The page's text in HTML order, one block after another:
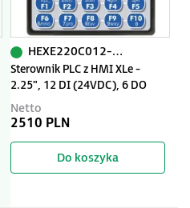
Sterownik PLC z HMI XLe -
2.25", 12 DI (24VDC), 6 DO
(relay 2A), 4 AI (0-10V, 0-
20mA); zasilanie 9-30VDC
HEXE220C012-01
Netto
2510 PLN
Do koszyka